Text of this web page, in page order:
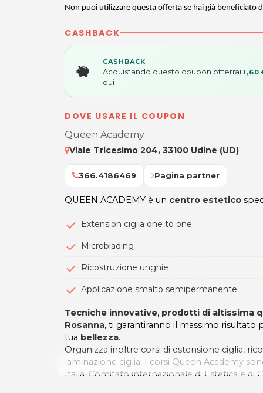
Non puoi utilizzare questa offerta se hai già beneficiato
CASHBACK
CASHBACK
Acquistando questo coupon otterrai 1,60
qui
DOVE USARE IL COUPON
Queen Academy
Viale Tricesimo 204, 33100 Udine (UD)
366.4186469 Pagina partner
QUEEN ACADEMY è un centro estetico
Extension ciglia one to one
Microblading
Ricostruzione unghie
Applicazione smalto semipermanente.
Tecniche innovative, prodotti di altissima
Rosanna, ti garantiranno il massimo risultato
tua bellezza.
Organizza inoltre corsi di estensione ciglia,
laminazione ciglia. I corsi Queen Academy
Italia, Comitato internazionale di Estetica e di